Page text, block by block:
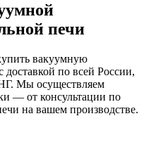
печи
вакуумную
по всей России,
Мы осуществляем
— от консультации по
на вашем производстве.